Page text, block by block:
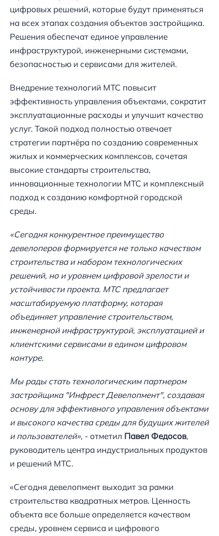
цифровых решений, которые будут применяться
на всех этапах создания объектов застройщика.
Решения обеспечат единое управление
инфраструктурой, инженерными системами,
безопасностью и сервисами для жителей.
Внедрение технологий МТС повысит
эффективность управления объектами, сократит
эксплуатационные расходы и улучшит качество
услуг. Такой подход полностью отвечает
стратегии партнёра по созданию современных
жилых и коммерческих комплексов, сочетая
высокие стандарты строительства,
инновационные технологии МТС и комплексный
подход к созданию комфортной городской
среды.
«Сегодня конкурентное преимущество
девелоперов формируется не только качеством
строительства и набором технологических
решений, но и уровнем цифровой зрелости и
устойчивости проекта. МТС предлагает
масштабируемую платформу, которая
объединяет управление строительством,
инженерной инфраструктурой, эксплуатацией и
клиентскими сервисами в едином цифровом
контуре.
Мы рады стать технологическим партнером
застройщика "Инфрест Девелопмент", создавая
основу для эффективного управления объектами
и высокого качества среды для будущих жителей
и пользователей», - отметил Павел Федосов,
руководитель центра индустриальных продуктов
и решений МТС.
«Сегодня девелопмент выходит за рамки
строительства квадратных метров. Ценность
объекта все больше определяется качеством
среды, уровнем сервиса и цифрового